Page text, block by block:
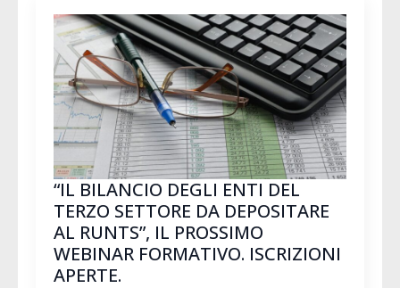
“IL BILANCIO DEGLI ENTI DEL
TERZO SETTORE DA DEPOSITARE
AL RUNTS”, IL PROSSIMO
WEBINAR FORMATIVO. ISCRIZIONI
APERTE.